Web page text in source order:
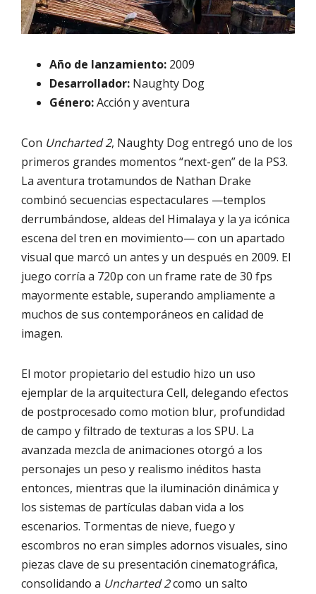
Año de lanzamiento: 2009
Desarrollador: Naughty Dog
Género:Acción y aventura
Con Uncharted 2, Naughty Dog entregó uno de los
primeros grandes momentos “next-gen” de la PS3.
La aventura trotamundos de Nathan Drake
combinó secuencias espectaculares —templos
derrumbándose, aldeas del Himalaya y la ya icónica
escena del tren en movimiento— con un apartado
visual que marcó un antes y un después en 2009. El
juego corría a 720p con un frame rate de 30 fps
mayormente estable, superando ampliamente a
muchos de sus contemporáneos en calidad de
imagen.
El motor propietario del estudio hizo un uso
ejemplar de la arquitectura Cell, delegando efectos
de postprocesado como motion blur, profundidad
de campo y filtrado de texturas a los SPU. La
avanzada mezcla de animaciones otorgó a los
personajes un peso y realismo inéditos hasta
entonces, mientras que la iluminación dinámica y
los sistemas de partículas daban vida a los
escenarios. Tormentas de nieve, fuego y
escombros no eran simples adornos visuales, sino
piezas clave de su presentación cinematográfica,
consolidando a Uncharted 2como un salto